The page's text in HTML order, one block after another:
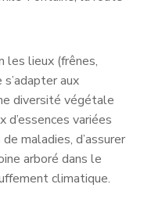
les lieux (frênes,
aux
diversité végétale
d’essences variées
maladies, d’assurer
arboré dans le
climatique.